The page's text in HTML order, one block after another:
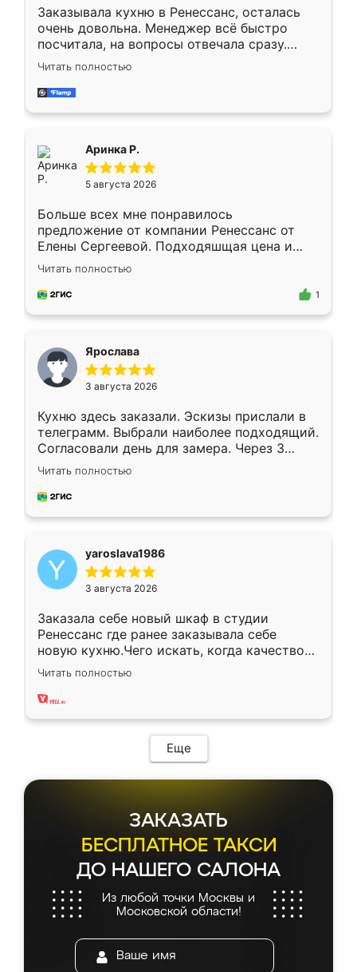
Заказывала кухню в Ренессанс, осталась
очень довольна. Менеджер всё быстро
посчитала, на вопросы отвечала сразу.
Замерщик приехал в субботу, подошёл к
делу со всей ответственностью. Собрали
за день, ребята работали аккуратно, даже
Читать полностью
Аринка Р.
5 августа 2026
Больше всех мне понравилось
предложение от компании Ренессанс от
Елены Сергеевой. Подходяшщая цена и
короткие сроки изготовления. Приехавший
для замера сотрудник Владислав
предложил по моему эскизу самый
Читать полностью
1
Ярослава
3 августа 2026
Кухню здесь заказали. Эскизы прислали в
телеграмм. Выбрали наиболее подходящий.
Согласовали день для замера. Через 3
недели кухня была уже готова. Остались
довольны работой. Спасибо Ренессанс
мебель за качественную работу!
Читать полностью
yaroslava1986
3 августа 2026
Заказала себе новый шкаф в студии
Ренессанс где ранее заказывала себе
новую кухню.Чего искать, когда качеством
вполне довольна. Служит кухня уже почти
два года, нареканий нет.
Читать полностью
Еще
ЗАКАЗАТЬ
БЕСПЛАТНОЕ ТАКСИ
ДО НАШЕГО САЛОНА
Из любой точки Москвы и
Московской области!